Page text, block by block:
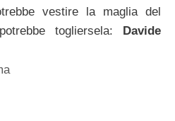
vestire la maglia del
togliersela: Davide